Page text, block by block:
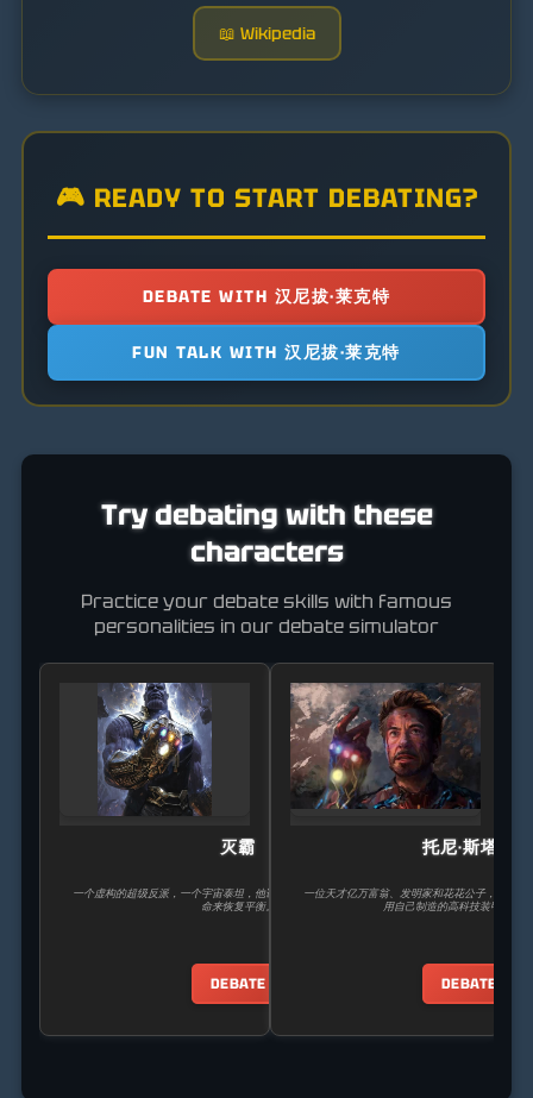
📖 Wikipedia
🎮 READY TO START DEBATING?
DEBATE WITH 汉尼拔·莱克特
FUN TALK WITH 汉尼拔·莱克特
Try debating with these
characters
Practice your debate skills with famous
personalities in our debate simulator
灭霸
一个虚构的超级反派，一个宇宙泰坦，他试图通过消灭宇宙中一半的生
命来恢复平衡。
DEBATE
托尼·斯塔克
一位天才亿万富翁、发明家和花花公子，他成为
用自己制造的高科技装甲保护
DEBATE